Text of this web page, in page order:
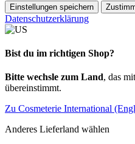
Einstellungen speichern
Datenschutzerklärung
Bist du im richtigen Shop?
Bitte wechsle zum Land, das
übereinstimmt.
Zu Cosmeterie International
Anderes Lieferland wählen